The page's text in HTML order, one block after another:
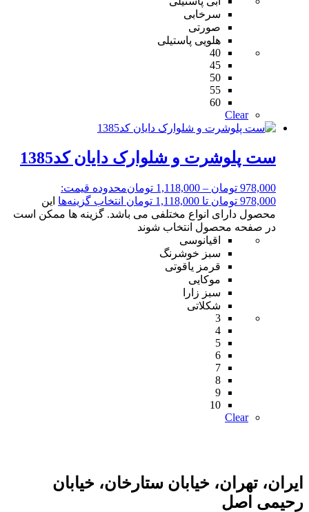
سرخابی
صورتی
هلویی پاستیلی
40
45
50
55
60
Clear
ست پلوشرت و شلوارک دایان کد1385
978,000 تومان –
1,118,000 تومانمحدوده قیمت:
978,000 تومان تا 1,118,000 تومان
انتخاب گزینه‌ها این
محصول دارای انواع مختلفی می باشد. گزینه ها ممکن است
در صفحه محصول انتخاب شوند
اقیانوسی
سبز خوشرنگ
قرمز یاقوتی
موکایی
سبز زارا
شکلاتی
3
4
5
6
7
8
9
10
Clear
ایران، تهران، خیابان ستارخان، خیابان
رحیمی اصل